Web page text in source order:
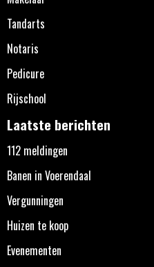
Tandarts
Notaris
Pedicure
Rijschool
Laatste berichten
112 meldingen
Banen in Voerendaal
Vergunningen
Huizen te koop
Evenementen